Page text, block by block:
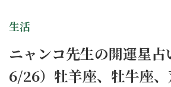
生活
ニャンコ先生の開運星
6/26）牡羊座、牡牛座